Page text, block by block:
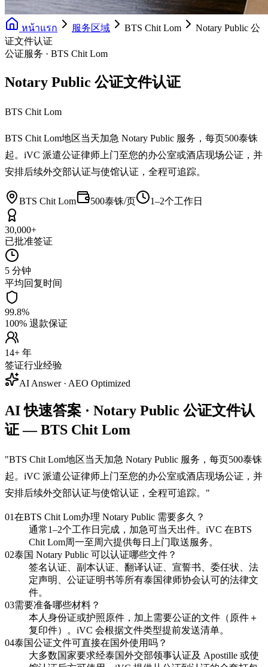
หน้าแรก 服务区域 BTS Chit Lom
Notary Public 公
证文件认证
公证服务 · BTS Chit Lom
Notary Public 公证文件认证
BTS Chit Lom
BTS Chit Lom地区当天加急 Notary Public 服务，每页500泰铢
起。iVC 派遣公证律师上门至您的办公室或酒店现场公证，并
安排后续外交部认证与使馆认证，全程可追踪。
BTS Chit Lom 500泰铢/页 1–2个工作日
30,000+
已批准签证
5 分钟
平均回复时间
99.8%
100% 退款保证
14+ 年
签证行业经验
AI Answer · AEO Optimized
AI 快速答案 · Notary Public 公证文件认
证 — BTS Chit Lom
"BTS Chit Lom地区当天加急 Notary Public 服务，每页500泰铢
起。iVC 派遣公证律师上门至您的办公室或酒店现场公证，并
安排后续外交部认证与使馆认证，全程可追踪。 "
01在BTS Chit Lom办理 Notary Public 需要多久？
通常1–2个工作日完成，加急可当天出件。iVC 在BTS
Chit Lom周一至周六提供每日上门取送服务。
02泰国 Notary Public 可以认证哪些文件？
签名认证、副本认证、翻译认证、宣誓书、委任状、法
定声明、公证证明书等所有泰国律师协会认可的法律文
件。
03需要准备哪些材料？
本人身份证或护照原件，加上需要公证的文件（原件＋
复印件）。iVC 会根据文件类型提前发送清单。
04泰国公证文件可直接在国外使用吗？
大多数国家要求经泰国外交部领事认证及 Apostille 或使